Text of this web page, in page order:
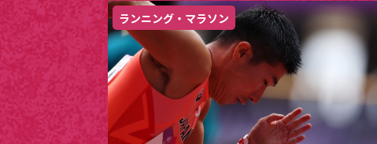
ランニング・マラソン